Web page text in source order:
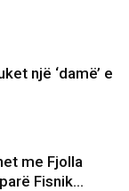
një ‘damë’ e
me Fjolla
Fisnik...